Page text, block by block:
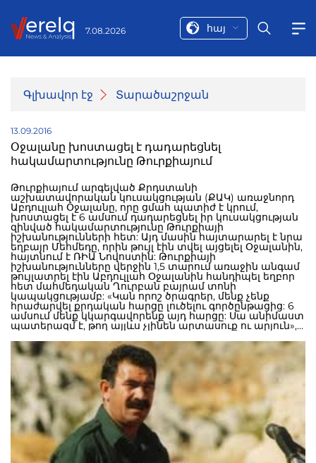
7.08.2026 հայ
Գլխավոր էջ Տարածաշրջան
13.09.2016
Օջալանը խոստացել է դադարեցնել
հակամարտությունը Թուրքիայում
Թուրքիայում արգելված Քրդստանի
աշխատավորական կուսակցության (ՔԱԿ) առաջնորդ
Աբդուլլահ Օջալանը, որը ցմահ պատիժ է կրում,
խոստացել է 6 ամսում դադարեցնել իր կուսակցության
զինված հակամարտությունը Թուրքիայի
իշխանությունների հետ: Այդ մասին հայտարարել է նրա
եղբայր Մեհմեդը, որին թույլ էին տվել այցելել Օջալանին,
հայտնում է ՌԻԱ Նովոստին: Թուրքիայի
իշխանությունները վերջին 1,5 տարում առաջին անգամ
թույլատրել էին Աբդուլլահ Օջալանին հանդիպել եղբոր
հետ մահմեդական Ղուրբան բայրամ տոնի
կապակցությամբ: «Կան որոշ ծրագրեր, մենք չենք
հրաժարվել քրդական հարցը լուծելու գործընթացից: 6
ամսում մենք կկարգավորենք այդ հարցը: Սա անիմաստ
պատերազմ է, թող այլևս չլինեն արտասուք ու արյուն»,-
մեջբերել է թուրքական Milliyet թերթը: Աբդուլլահ
Օջալանը քուրդ քաղաքական ու ռազմական գործիչ է,
Քրդական աշխատավորական կուսակցության
առաջնորդը: 1999 թվականից ի վեր նա ցմահ
ազատազրկում է կրում Իմրալի կղզում: Թուրքերի և
անկախ պետության ստեղծման համար պայքարող
քրդերի միջև հակամարտությունն արդեն 25 տարուց
ավելի է տևում:։ ՄԱԿ-ն ու Եվրախորհուրդը ՔԱԿ-ն
ահաբեկչական կազմակերպություն են ճանաչել: